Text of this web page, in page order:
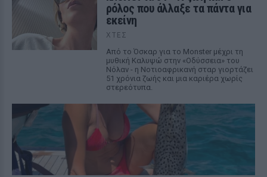
ρόλος που άλλαξε τα πάντα για
εκείνη
ΧΤΕΣ
Από το Όσκαρ για το Monster μέχρι τη
μυθική Καλυψώ στην «Οδύσσεια» του
Νόλαν - η Νοτιοαφρικανή σταρ γιορτάζει
51 χρόνια ζωής και μια καριέρα χωρίς
στερεότυπα.